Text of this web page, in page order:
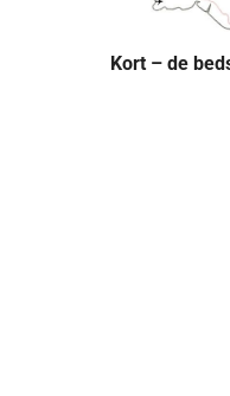
Kort – de